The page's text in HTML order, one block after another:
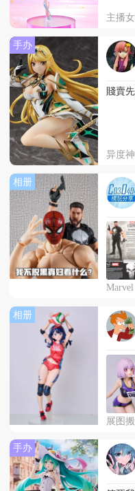
手办
賤賣
异度
相册
相册
展图
手办